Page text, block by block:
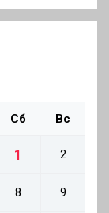
Сб Вс
1 2
8 9